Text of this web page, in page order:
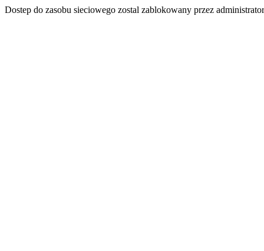
Dostep do zasobu sieciowego zostal zablokowany przez